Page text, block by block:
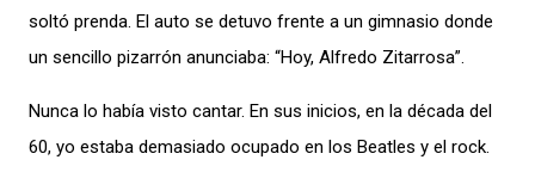
soltó prenda. El auto se detuvo frente a un gimnasio donde
un sencillo pizarrón anunciaba: “Hoy, Alfredo Zitarrosa”.
Nunca lo había visto cantar. En sus inicios, en la década del
60, yo estaba demasiado ocupado en los Beatles y el rock.